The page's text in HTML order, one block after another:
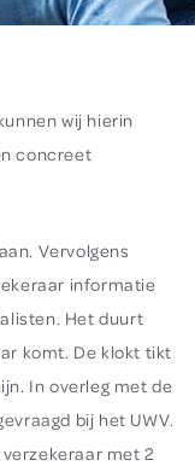
wij hierin
concreet
Vervolgens
informatie
Het duurt
komt. De klokt tikt
In overleg met de
bij het UWV.
met 2